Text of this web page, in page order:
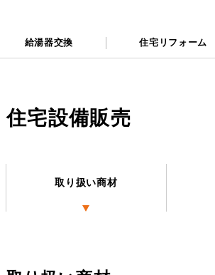
給湯器交換 住宅リフォーム
住宅設備販売
取り扱い商材